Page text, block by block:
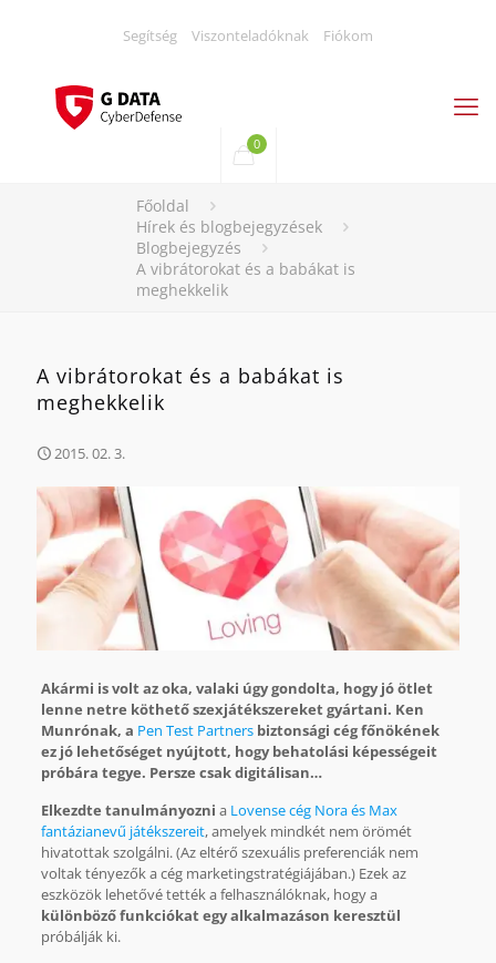
Segítség Viszonteladóknak Fiókom
0
Főoldal
Hírek és blogbejegyzések
Blogbejegyzés
A vibrátorokat és a babákat is
meghekkelik
A vibrátorokat és a babákat is
meghekkelik
2015. 02. 3.
Akármi is volt az oka, valaki úgy gondolta, hogy jó ötlet
lenne netre köthető szexjátékszereket gyártani. Ken
Munrónak, a Pen Test Partnersbiztonsági cég főnökének
ez jó lehetőséget nyújtott, hogy behatolási képességeit
próbára tegye. Persze csak digitálisan…
Elkezdte tanulmányozni a Lovense cég Nora és Max
fantázianevű játékszereit, amelyek mindkét nem örömét
hivatottak szolgálni. (Az eltérő szexuális preferenciák nem
voltak tényezők a cég marketingstratégiájában.) Ezek az
eszközök lehetővé tették a felhasználóknak, hogy a
különböző funkciókat egy alkalmazáson keresztül
próbálják ki.